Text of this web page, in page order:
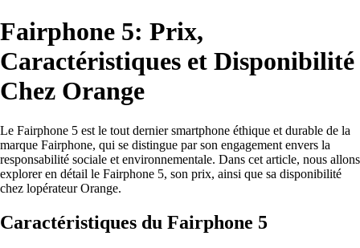
Fairphone 5: Prix,
Caractéristiques et Disponibilité
Chez Orange
Le Fairphone 5 est le tout dernier smartphone éthique et durable de la
marque Fairphone, qui se distingue par son engagement envers la
responsabilité sociale et environnementale. Dans cet article, nous allons
explorer en détail le Fairphone 5, son prix, ainsi que sa disponibilité
chez lopérateur Orange.
Caractéristiques du Fairphone 5